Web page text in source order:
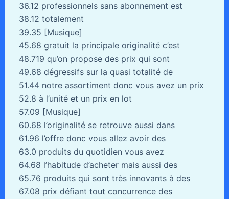
36.12 professionnels sans abonnement est
38.12 totalement
39.35 [Musique]
45.68 gratuit la principale originalité c’est
48.719 qu’on propose des prix qui sont
49.68 dégressifs sur la quasi totalité de
51.44 notre assortiment donc vous avez un prix
52.8 à l’unité et un prix en lot
57.09 [Musique]
60.68 l’originalité se retrouve aussi dans
61.96 l’offre donc vous allez avoir des
63.0 produits du quotidien vous avez
64.68 l’habitude d’acheter mais aussi des
65.76 produits qui sont très innovants à des
67.08 prix défiant tout concurrence des